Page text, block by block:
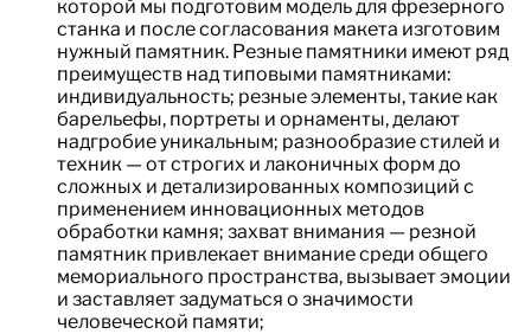
которой мы подготовим модель для фрезерного
станка и после согласования макета изготовим
нужный памятник. Резные памятники имеют ряд
преимуществ над типовыми памятниками:
индивидуальность; резные элементы, такие как
барельефы, портреты и орнаменты, делают
надгробие уникальным; разнообразие стилей и
техник — от строгих и лаконичных форм до
сложных и детализированных композиций с
применением инновационных методов
обработки камня; захват внимания — резной
памятник привлекает внимание среди общего
мемориального пространства, вызывает эмоции
и заставляет задуматься о значимости
человеческой памяти;